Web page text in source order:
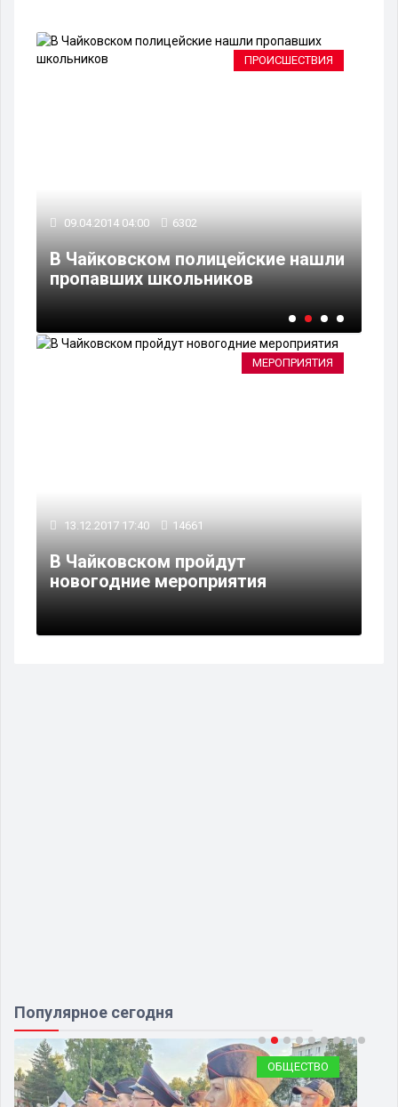
ПРОИСШЕСТВИЯ
09.04.2014 04:00 6302
В Чайковском полицейские нашли
пропавших школьников
МЕРОПРИЯТИЯ
13.12.2017 17:40 14661
В Чайковском пройдут
новогодние мероприятия
Популярное сегодня
ОБЩЕСТВО